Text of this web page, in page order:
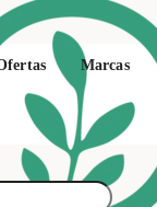
Marcas